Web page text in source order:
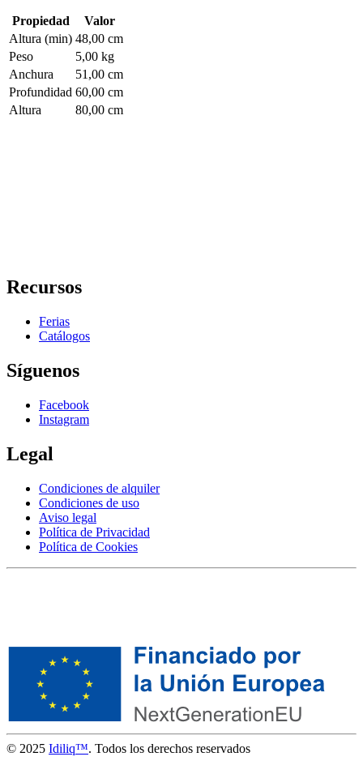
Propiedad
Valor
Altura (min) 48,00 cm
Peso
5,00 kg
Anchura
51,00 cm
Profundidad 60,00 cm
Altura
80,00 cm
Recursos
Ferias
Catálogos
Síguenos
Facebook
Instagram
Legal
Condiciones de alquiler
Condiciones de uso
Aviso legal
Política de Privacidad
Política de Cookies
© 2025 Idiliq™. Todos los derechos reservados